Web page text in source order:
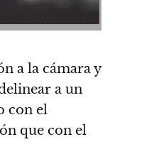
a la cámara y
a un
con el
que con el